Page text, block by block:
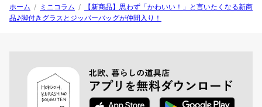
ホーム / ミニコラム /
【新商品】思わず「かわいい！」と言いたくなる新商
品♪脚付きグラスとジッパーバッグが仲間入り！